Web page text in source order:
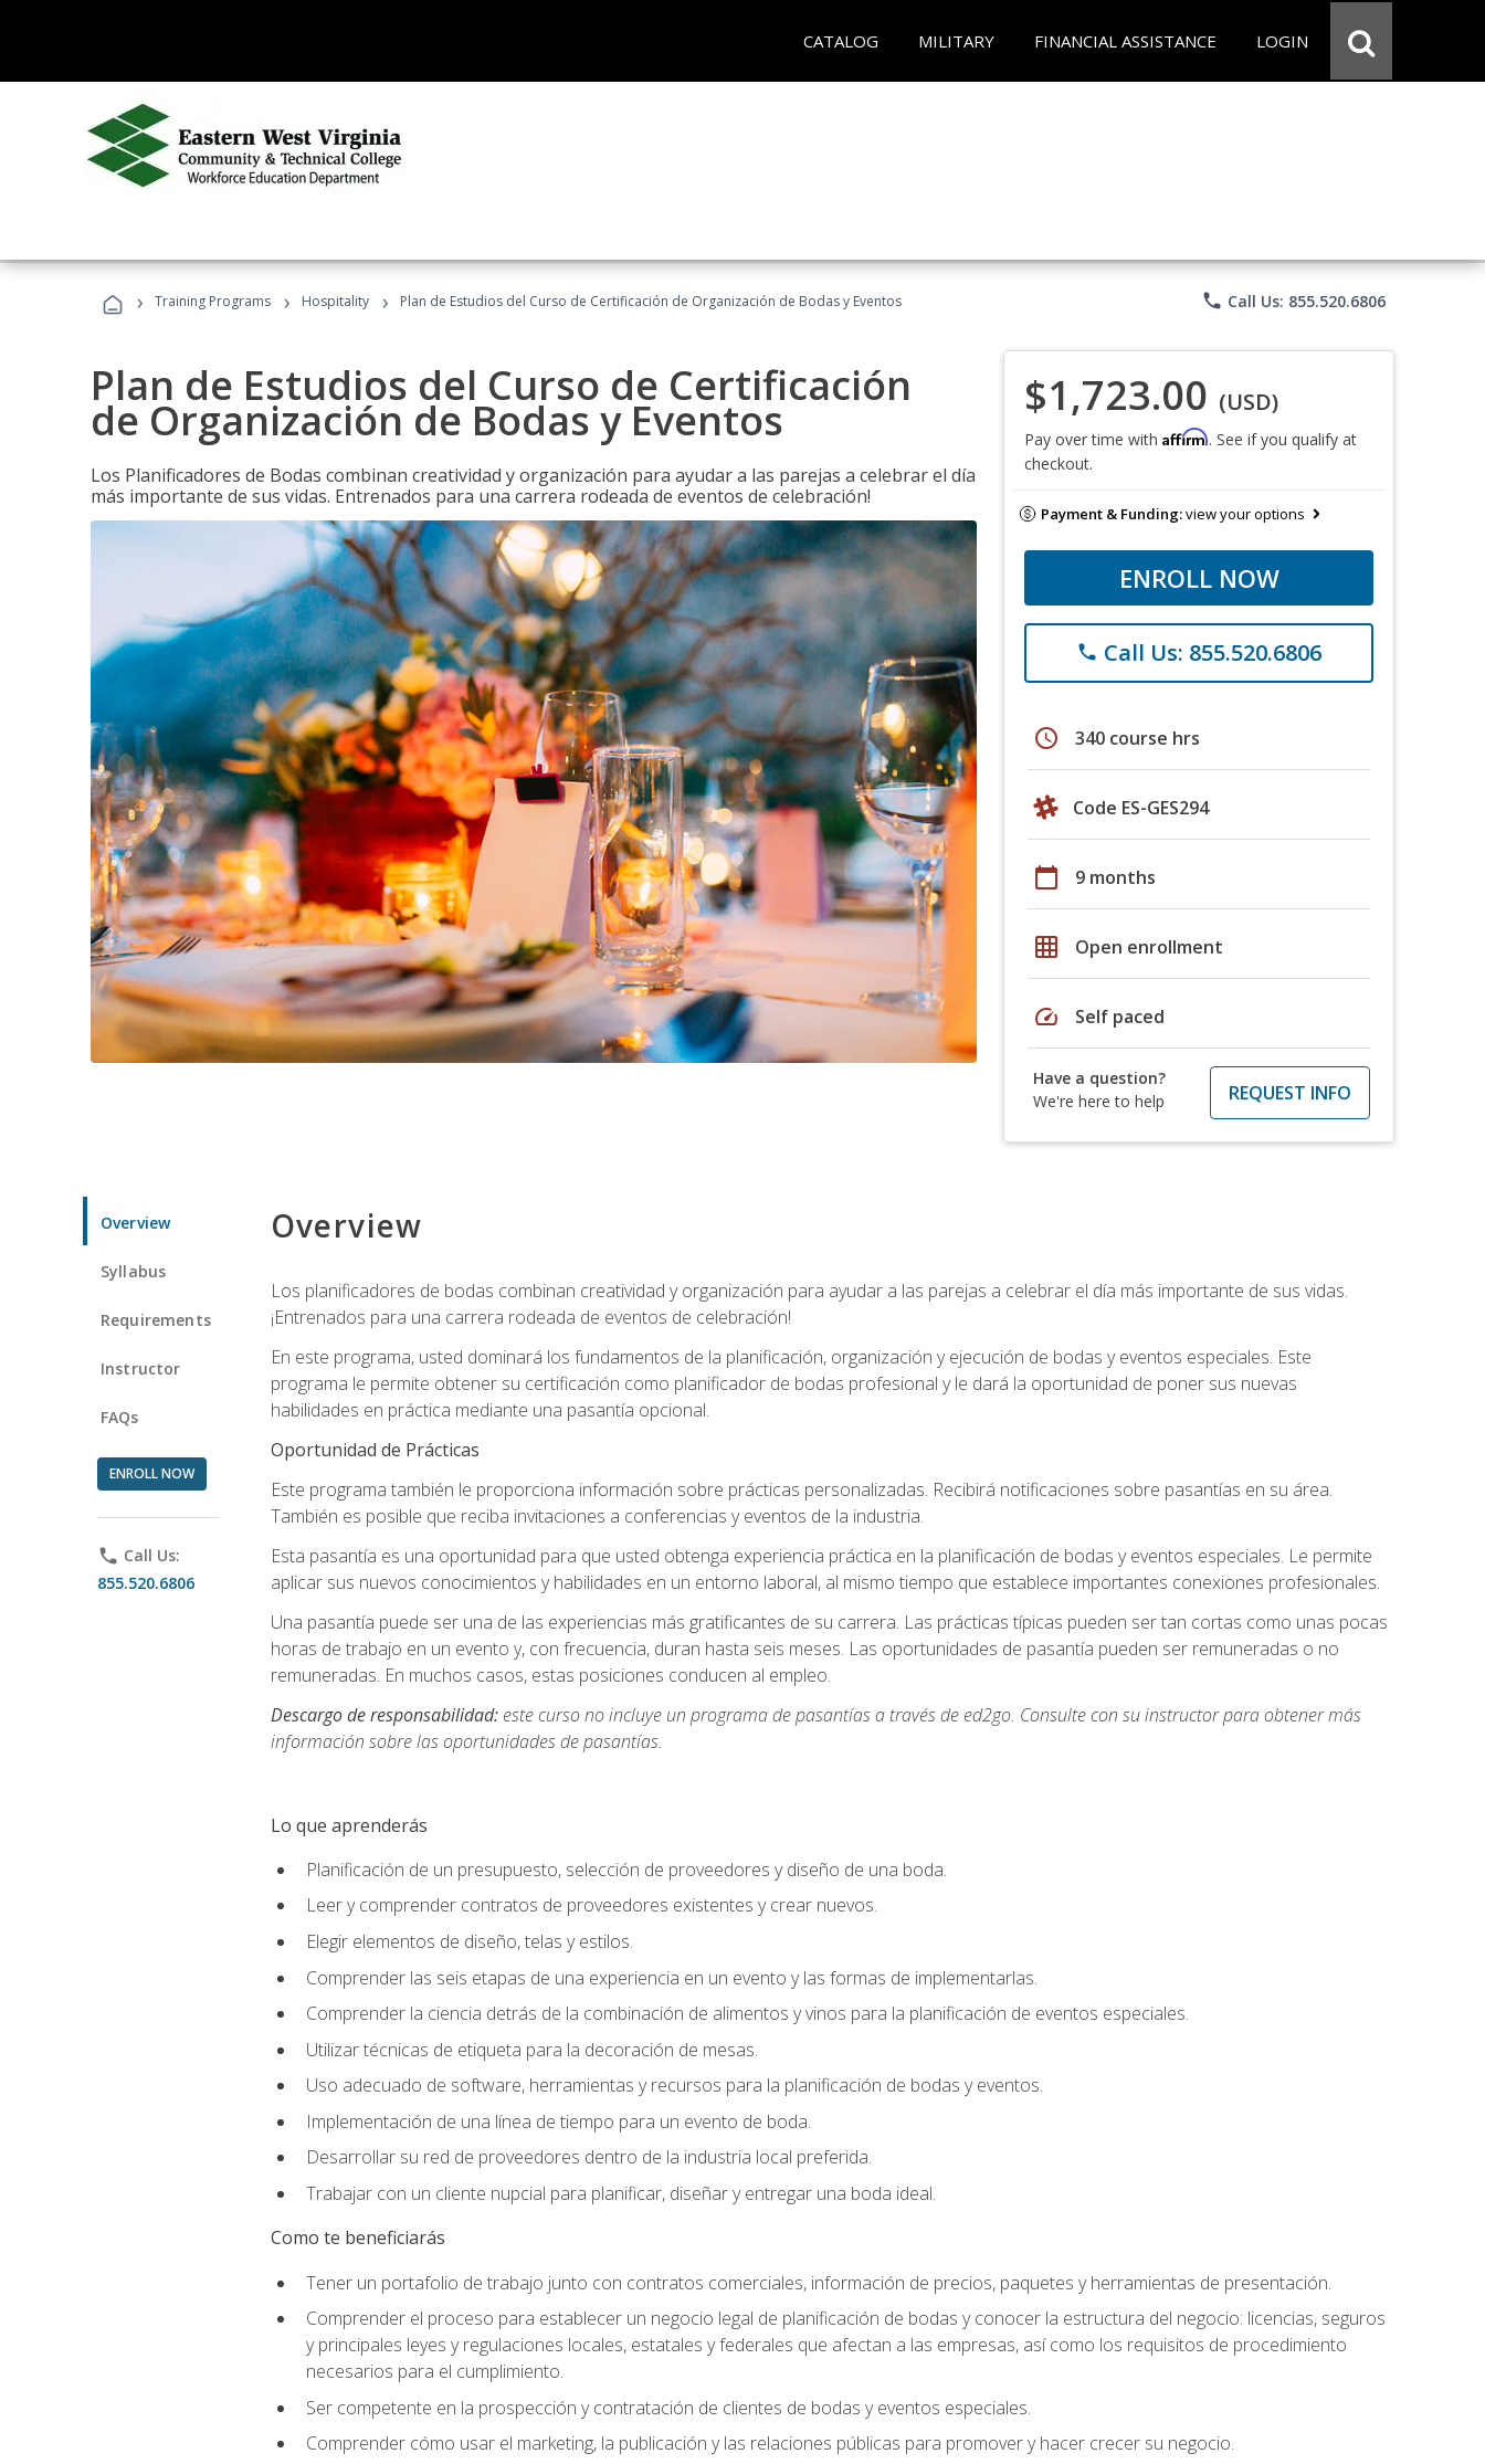
CATALOG MILITARY FINANCIAL ASSISTANCE LOGIN
› Training Programs › Hospitality › Plan de Estudios del Curso de Certificación de Organización de Bodas y Eventos phone Call Us: 855.520.6806
Plan de Estudios del Curso de Certificación
de Organización de Bodas y Eventos
Los Planificadores de Bodas combinan creatividad y organización para ayudar a las parejas a celebrar el día
más importante de sus vidas. Entrenados para una carrera rodeada de eventos de celebración!
$1,723.00 (USD)
Pay over time with Affirm. See if you qualify at
checkout.
Payment & Funding:view your options
ENROLL NOW
phone Call Us: 855.520.6806
schedule 340 course hrs
Code ES-GES294
calendar_today 9 months
grid_on Open enrollment
speed Self paced
Have a question?
We're here to help
REQUEST INFO
Overview
Syllabus
Requirements
Instructor
FAQs
ENROLL NOW
phone Call Us:
855.520.6806
Overview
Los planificadores de bodas combinan creatividad y organización para ayudar a las parejas a celebrar el día más importante de sus vidas.
¡Entrenados para una carrera rodeada de eventos de celebración!
En este programa, usted dominará los fundamentos de la planificación, organización y ejecución de bodas y eventos especiales. Este
programa le permite obtener su certificación como planificador de bodas profesional y le dará la oportunidad de poner sus nuevas
habilidades en práctica mediante una pasantía opcional.
Oportunidad de Prácticas
Este programa también le proporciona información sobre prácticas personalizadas. Recibirá notificaciones sobre pasantías en su área.
También es posible que reciba invitaciones a conferencias y eventos de la industria.
Esta pasantía es una oportunidad para que usted obtenga experiencia práctica en la planificación de bodas y eventos especiales. Le permite
aplicar sus nuevos conocimientos y habilidades en un entorno laboral, al mismo tiempo que establece importantes conexiones profesionales.
Una pasantía puede ser una de las experiencias más gratificantes de su carrera. Las prácticas típicas pueden ser tan cortas como unas pocas
horas de trabajo en un evento y, con frecuencia, duran hasta seis meses. Las oportunidades de pasantía pueden ser remuneradas o no
remuneradas. En muchos casos, estas posiciones conducen al empleo.
Descargo de responsabilidad:este curso no incluye un programa de pasantías a través de ed2go. Consulte con su instructor para obtener más
información sobre las oportunidades de pasantías.
Lo que aprenderás
Planificación de un presupuesto, selección de proveedores y diseño de una boda.
Leer y comprender contratos de proveedores existentes y crear nuevos.
Elegir elementos de diseño, telas y estilos.
Comprender las seis etapas de una experiencia en un evento y las formas de implementarlas.
Comprender la ciencia detrás de la combinación de alimentos y vinos para la planificación de eventos especiales.
Utilizar técnicas de etiqueta para la decoración de mesas.
Uso adecuado de software, herramientas y recursos para la planificación de bodas y eventos.
Implementación de una línea de tiempo para un evento de boda.
Desarrollar su red de proveedores dentro de la industria local preferida.
Trabajar con un cliente nupcial para planificar, diseñar y entregar una boda ideal.
Como te beneficiarás
Tener un portafolio de trabajo junto con contratos comerciales, información de precios, paquetes y herramientas de presentación.
Comprender el proceso para establecer un negocio legal de planificación de bodas y conocer la estructura del negocio: licencias, seguros
y principales leyes y regulaciones locales, estatales y federales que afectan a las empresas, así como los requisitos de procedimiento
necesarios para el cumplimiento.
Ser competente en la prospección y contratación de clientes de bodas y eventos especiales.
Comprender cómo usar el marketing, la publicación y las relaciones públicas para promover y hacer crecer su negocio.